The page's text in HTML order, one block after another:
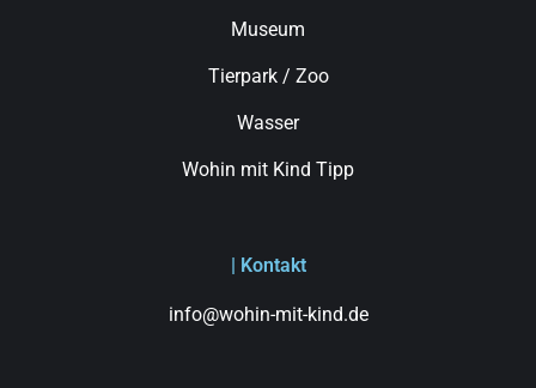
Museum
Tierpark / Zoo
Wasser
Wohin mit Kind Tipp
| Kontakt
info@wohin-mit-kind.de